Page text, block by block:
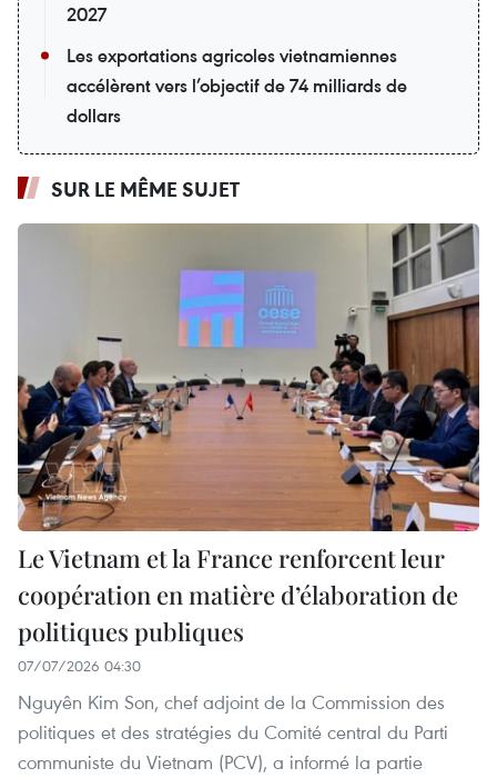
2027
Les exportations agricoles vietnamiennes
accélèrent vers l’objectif de 74 milliards de
dollars
SUR LE MÊME SUJET
Le Vietnam et la France renforcent leur
coopération en matière d’élaboration de
politiques publiques
07/07/2026 04:30
Nguyên Kim Son, chef adjoint de la Commission des
politiques et des stratégies du Comité central du Parti
communiste du Vietnam (PCV), a informé la partie